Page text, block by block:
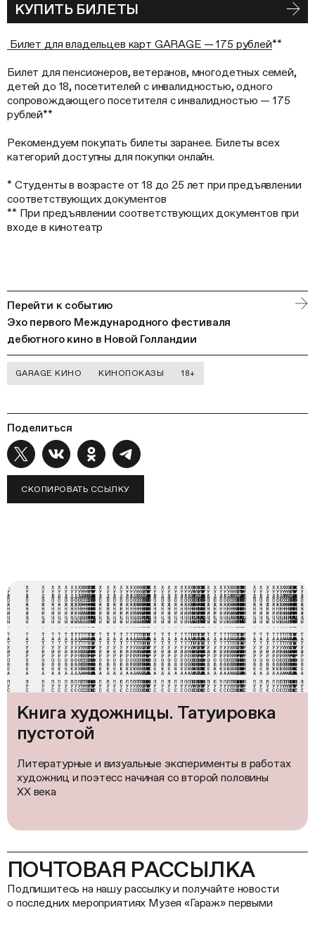
КУПИТЬ БИЛЕТЫ
Билет для владельцев карт GARAGE — 175 рублей**
Билет для пенсионеров, ветеранов, многодетных семей,
детей до 18, посетителей с инвалидностью, одного
сопровождающего посетителя с инвалидностью — 175
рублей**
Рекомендуем покупать билеты заранее. Билеты всех
категорий доступны для покупки онлайн.
* Студенты в возрасте от 18 до 25 лет при предъявлении
соответствующих документов
** При предъявлении соответствующих документов при
входе в кинотеатр
Перейти к событию
Эхо первого Международного фестиваля
дебютного кино в Новой Голландии
GARAGE КИНО КИНОПОКАЗЫ 18+
Поделиться
СКОПИРОВАТЬ ССЫЛКУ
Книга художницы. Татуировка
пустотой
Литературные и визуальные эксперименты в работах
художниц и поэтесс начиная со второй половины
ХХ века
ПОЧТОВАЯ РАССЫЛКА
Подпишитесь на нашу рассылку и получайте новости
о последних мероприятиях Музея «Гараж» первыми